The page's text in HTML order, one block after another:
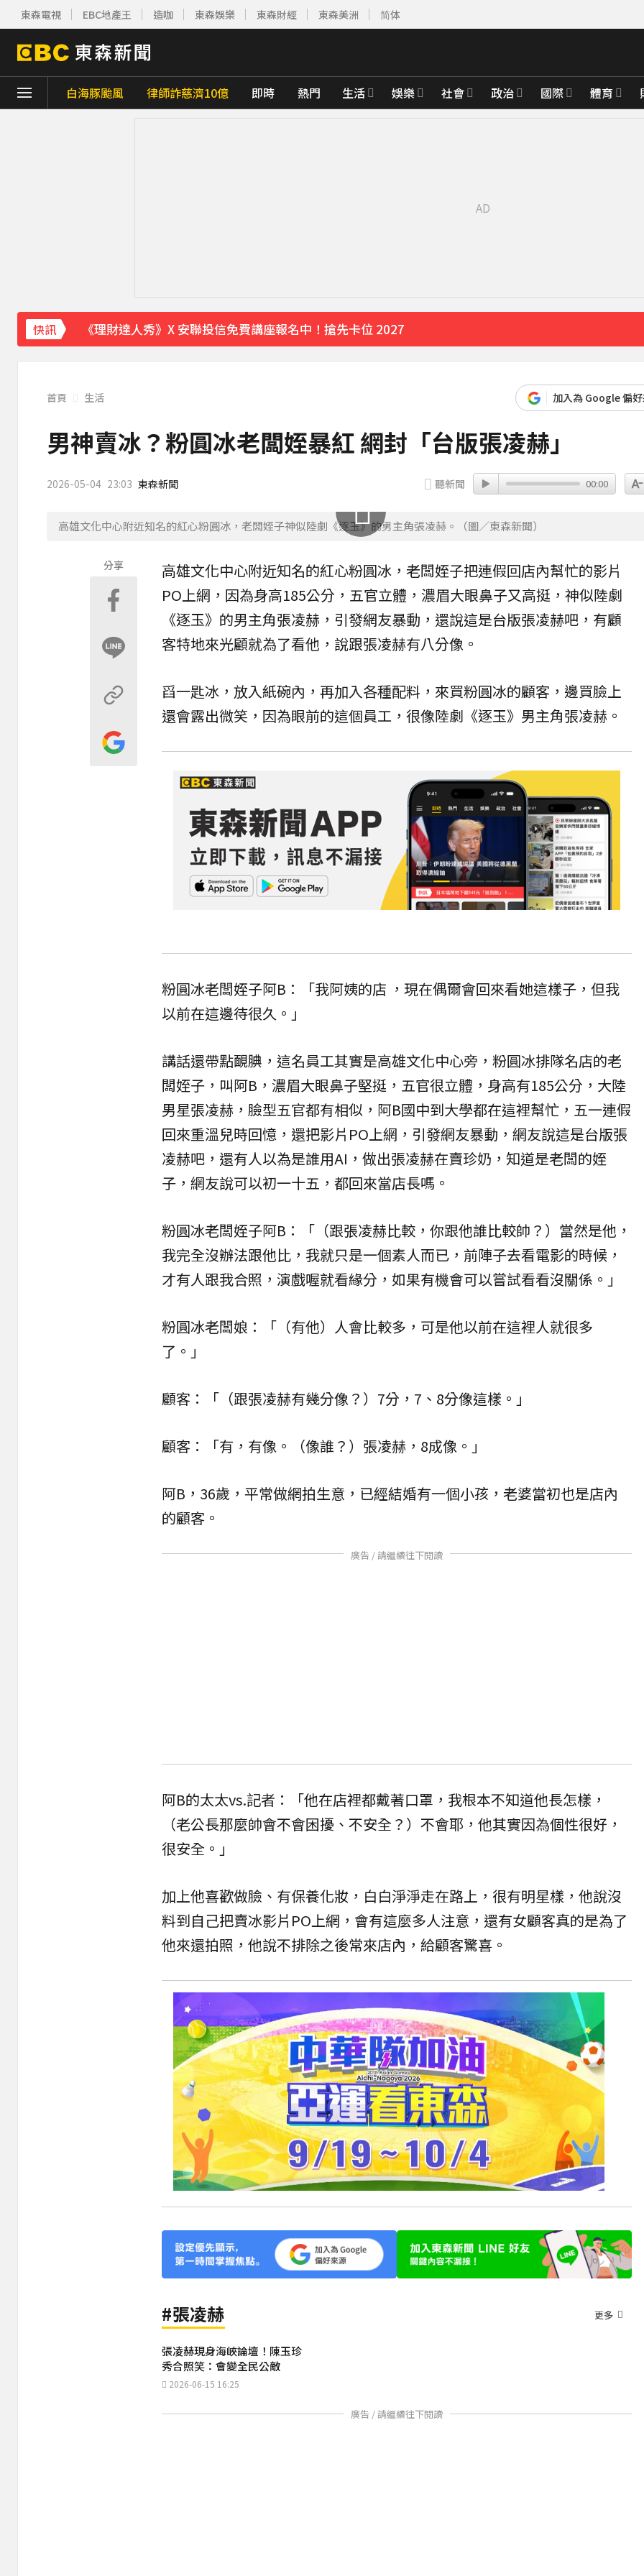
東森電視 EBC地產王 造咖 東森娛樂 東森財經 東森美洲 简体
白海豚颱風 律師詐慈濟10億 即時 熱門 生活 娛樂 社會 政治 國際 體育
快訊
《理財達人秀》X 安聯投信免費講座報名中！搶先卡位 2027
《半澤直樹》男星宣布再婚！迎新生命雙喜臨門
55分鐘前
涉製毒、跨國販毒！埃及女星被判死刑
美國抗癌網紅拒安寧！家屬證實死訊 得年26歲
首頁 生活 加入為 Google 偏
男神賣冰？粉圓冰老闆姪暴紅 網封「台版張凌赫」
2026-05-04 23:03 東森新聞 聽新聞 00:00
高雄文化中心附近知名的紅心粉圓冰，老闆姪子神似陸劇《逐玉》的男主角張凌赫。（圖／東森新聞）
分享 高雄文化中心附近知名的紅心粉圓冰 ，老闆姪子把連假回店內幫忙的影片
PO上網，因為身高185公分，五官立體，濃眉大眼鼻子又高挺，神似陸劇
《逐玉》的男主角張凌赫 ，引發網友暴動，還說這是台版張凌赫吧，有顧
客特地來光顧就為了看他，說跟張凌赫有八分像。
舀一匙冰，放入紙碗內，再加入各種配料，來買粉圓冰的顧客，邊買臉上
還會露出微笑，因為眼前的這個員工，很像陸劇《逐玉》男主角張凌赫。
粉圓冰老闆姪子阿B：「我阿姨的店 ，現在偶爾會回來看她這樣子，但我
以前在這邊待很久。」
講話還帶點靦腆，這名員工其實是高雄文化中心旁，粉圓冰排隊名店的老
闆姪子，叫阿B，濃眉大眼鼻子堅挺，五官很立體，身高有185公分，大陸
男星張凌赫，臉型五官都有相似，阿B國中到大學都在這裡幫忙，五一連假
回來重溫兒時回憶，還把影片PO上網，引發網友暴動，網友說這是台版張
凌赫吧，還有人以為是誰用AI，做出張凌赫在賣珍奶，知道是老闆的姪
子，網友說可以初一十五，都回來當店長嗎。
粉圓冰老闆姪子阿B：「（跟張凌赫比較，你跟他誰比較帥？）當然是他，
我完全沒辦法跟他比，我就只是一個素人而已，前陣子去看電影的時候，
才有人跟我合照，演戲喔就看緣分，如果有機會可以嘗試看看沒關係。」
粉圓冰老闆娘：「（有他）人會比較多，可是他以前在這裡人就很多
了。」
顧客：「（跟張凌赫有幾分像？）7分，7、8分像這樣。」
顧客：「有，有像。（像誰？）張凌赫，8成像。」
阿B，36歲，平常做網拍生意，已經結婚有一個小孩，老婆當初也是店內
的顧客。
廣告 / 請繼續往下閱讀
阿B的太太vs.記者：「他在店裡都戴著口罩，我根本不知道他長怎樣，
（老公長那麼帥會不會困擾、不安全？）不會耶，他其實因為個性很好，
很安全。」
加上他喜歡做臉、有保養化妝，白白淨淨走在路上，很有明星樣，他說沒
料到自己把賣冰影片PO上網，會有這麼多人注意，還有女顧客真的是為了
他來還拍照，他說不排除之後常來店內，給顧客驚喜。
#張凌赫 更多
張凌赫現身海峽論壇！陳玉珍
秀合照笑：會變全民公敵
2026-06-15 16:25
廣告 / 請繼續往下閱讀